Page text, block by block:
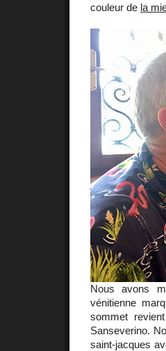
couleur de la
Nous avons
vénitienne
sommet
Sanseverino.
saint-jacques